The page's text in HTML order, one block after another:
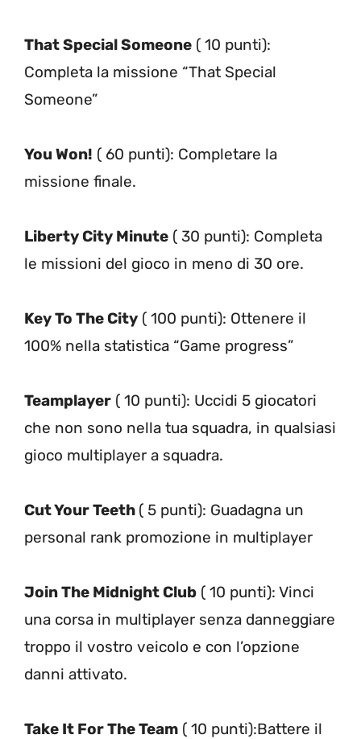
That Special Someone ( 10 punti):
Completa la missione “That Special
Someone”
You Won! ( 60 punti): Completare la
missione finale.
Liberty City Minute ( 30 punti): Completa
le missioni del gioco in meno di 30 ore.
Key To The City ( 100 punti): Ottenere il
100% nella statistica “Game progress”
Teamplayer ( 10 punti): Uccidi 5 giocatori
che non sono nella tua squadra, in qualsiasi
gioco multiplayer a squadra.
Cut Your Teeth ( 5 punti): Guadagna un
personal rank promozione in multiplayer
Join The Midnight Club ( 10 punti): Vinci
una corsa in multiplayer senza danneggiare
troppo il vostro veicolo e con l’opzione
danni attivato.
Take It For The Team ( 10 punti):Battere il